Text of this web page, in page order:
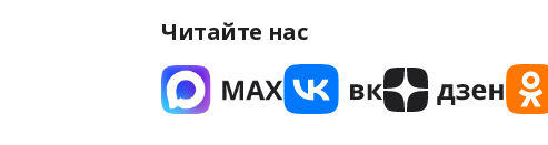
Читайте нас